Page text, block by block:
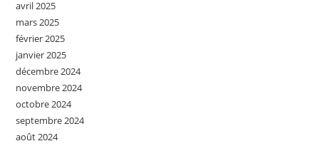
avril 2025
mars 2025
février 2025
janvier 2025
décembre 2024
novembre 2024
octobre 2024
septembre 2024
août 2024